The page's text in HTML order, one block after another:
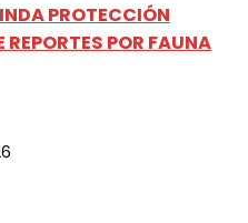
PROTECCIÓN
POR FAUNA